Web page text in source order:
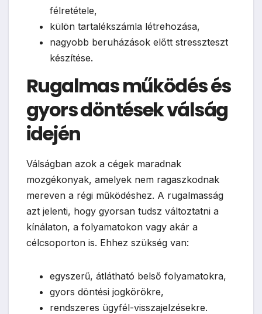
félretétele,
külön tartalékszámla létrehozása,
nagyobb beruházások előtt stresszteszt
készítése.
Rugalmas működés és
gyors döntések válság
idején
Válságban azok a cégek maradnak
mozgékonyak, amelyek nem ragaszkodnak
mereven a régi működéshez. A rugalmasság
azt jelenti, hogy gyorsan tudsz változtatni a
kínálaton, a folyamatokon vagy akár a
célcsoporton is. Ehhez szükség van:
egyszerű, átlátható belső folyamatokra,
gyors döntési jogkörökre,
rendszeres ügyfél-visszajelzésekre.